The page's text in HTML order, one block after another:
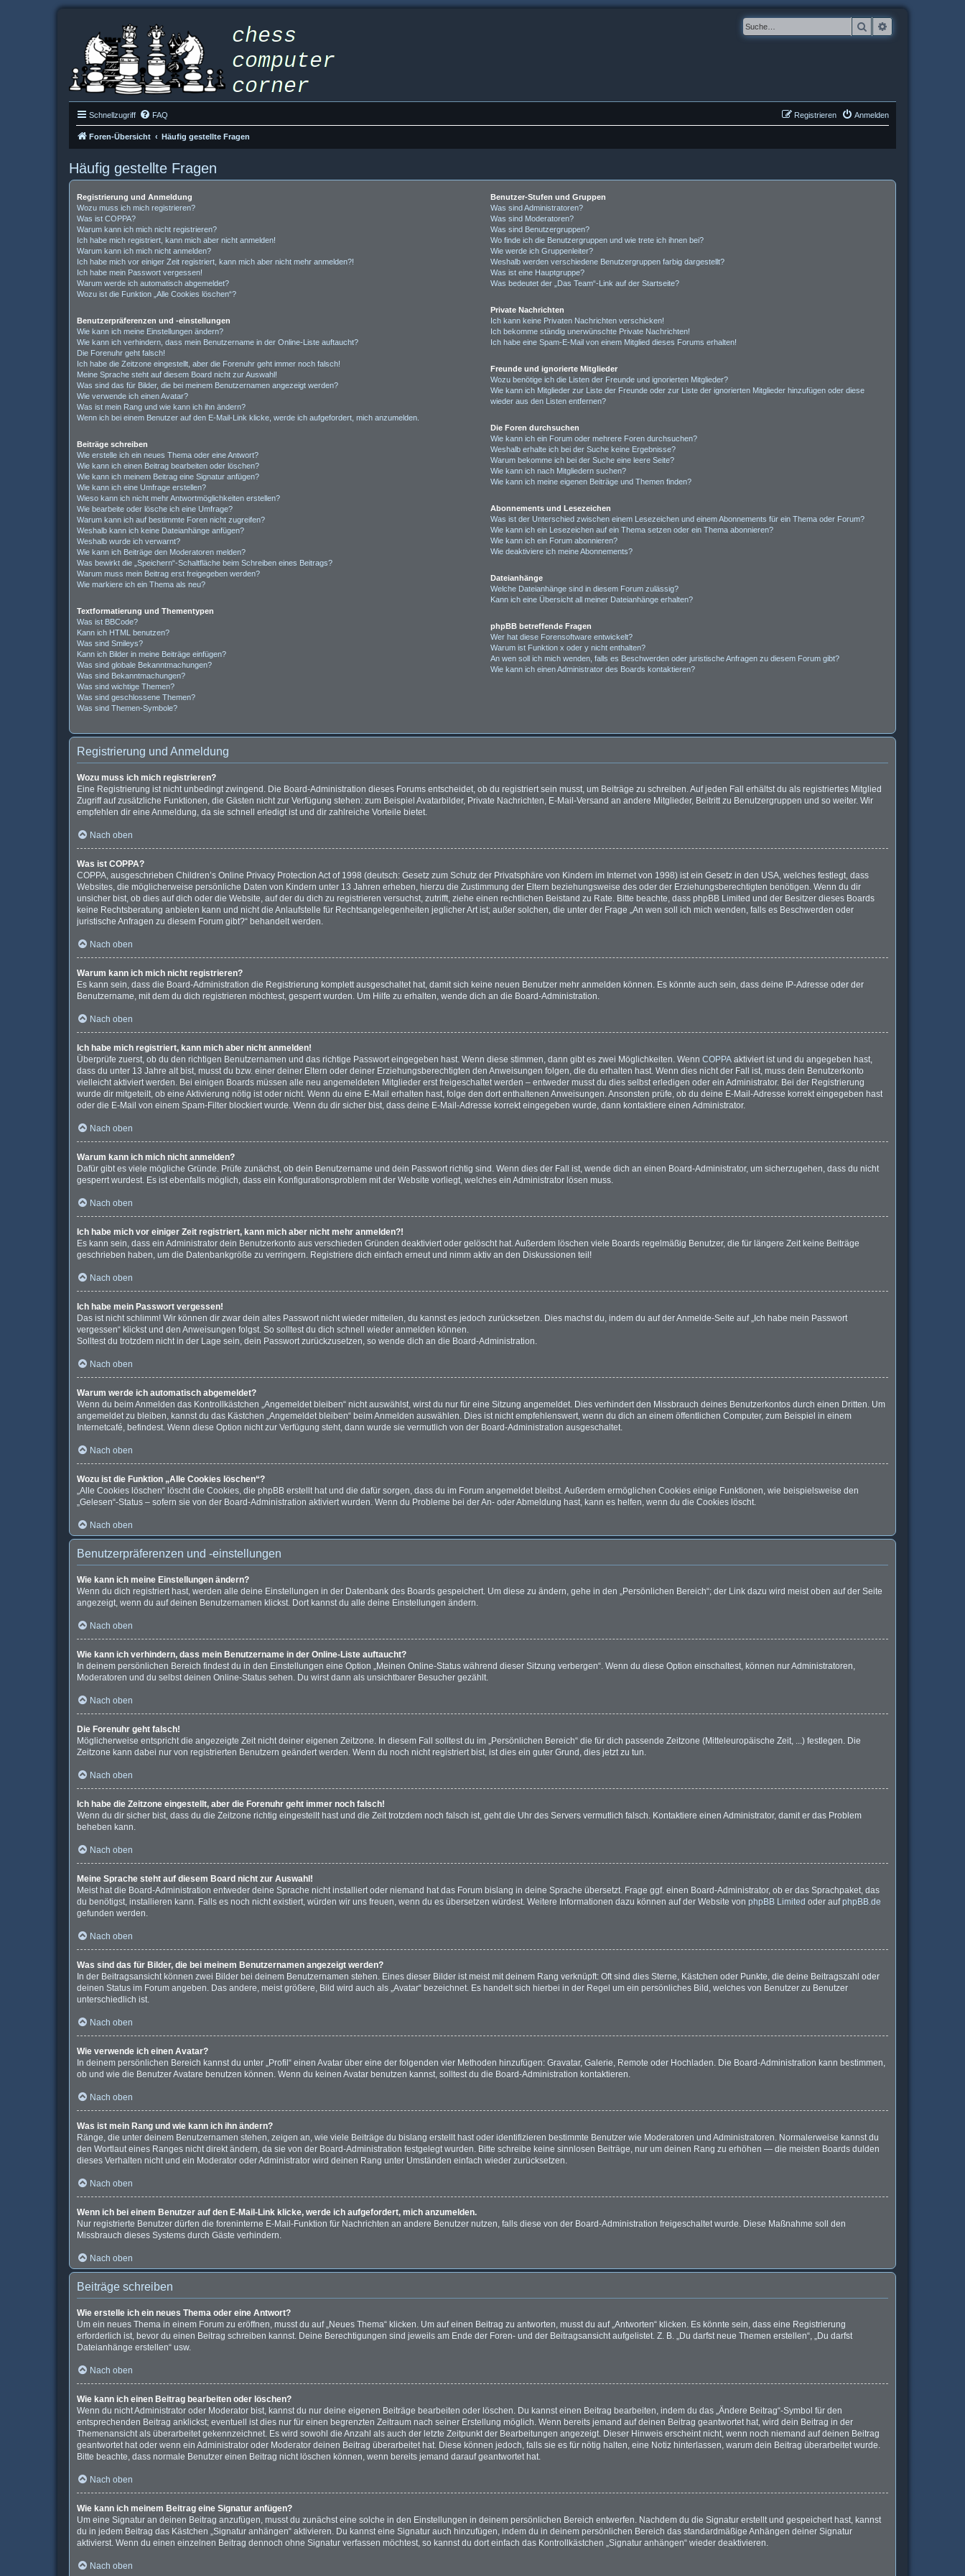
Suche
Schnellzugriff FAQ Anmelden
Registrieren
Foren-Übersicht Häufig gestellte Fragen
Häufig gestellte Fragen
Registrierung und Anmeldung
Wozu muss ich mich registrieren?
Was ist COPPA?
Warum kann ich mich nicht registrieren?
Ich habe mich registriert, kann mich aber nicht anmelden!
Warum kann ich mich nicht anmelden?
Ich habe mich vor einiger Zeit registriert, kann mich aber nicht mehr anmelden?!
Ich habe mein Passwort vergessen!
Warum werde ich automatisch abgemeldet?
Wozu ist die Funktion „Alle Cookies löschen“?
Benutzerpräferenzen und -einstellungen
Wie kann ich meine Einstellungen ändern?
Wie kann ich verhindern, dass mein Benutzername in der Online-Liste auftaucht?
Die Forenuhr geht falsch!
Ich habe die Zeitzone eingestellt, aber die Forenuhr geht immer noch falsch!
Meine Sprache steht auf diesem Board nicht zur Auswahl!
Was sind das für Bilder, die bei meinem Benutzernamen angezeigt werden?
Wie verwende ich einen Avatar?
Was ist mein Rang und wie kann ich ihn ändern?
Wenn ich bei einem Benutzer auf den E-Mail-Link klicke, werde ich aufgefordert, mich anzumelden.
Beiträge schreiben
Wie erstelle ich ein neues Thema oder eine Antwort?
Wie kann ich einen Beitrag bearbeiten oder löschen?
Wie kann ich meinem Beitrag eine Signatur anfügen?
Wie kann ich eine Umfrage erstellen?
Wieso kann ich nicht mehr Antwortmöglichkeiten erstellen?
Wie bearbeite oder lösche ich eine Umfrage?
Warum kann ich auf bestimmte Foren nicht zugreifen?
Weshalb kann ich keine Dateianhänge anfügen?
Weshalb wurde ich verwarnt?
Wie kann ich Beiträge den Moderatoren melden?
Was bewirkt die „Speichern“-Schaltfläche beim Schreiben eines Beitrags?
Warum muss mein Beitrag erst freigegeben werden?
Wie markiere ich ein Thema als neu?
Textformatierung und Thementypen
Was ist BBCode?
Kann ich HTML benutzen?
Was sind Smileys?
Kann ich Bilder in meine Beiträge einfügen?
Was sind globale Bekanntmachungen?
Was sind Bekanntmachungen?
Was sind wichtige Themen?
Was sind geschlossene Themen?
Was sind Themen-Symbole?
Benutzer-Stufen und Gruppen
Was sind Administratoren?
Was sind Moderatoren?
Was sind Benutzergruppen?
Wo finde ich die Benutzergruppen und wie trete ich ihnen bei?
Wie werde ich Gruppenleiter?
Weshalb werden verschiedene Benutzergruppen farbig dargestellt?
Was ist eine Hauptgruppe?
Was bedeutet der „Das Team“-Link auf der Startseite?
Private Nachrichten
Ich kann keine Privaten Nachrichten verschicken!
Ich bekomme ständig unerwünschte Private Nachrichten!
Ich habe eine Spam-E-Mail von einem Mitglied dieses Forums erhalten!
Freunde und ignorierte Mitglieder
Wozu benötige ich die Listen der Freunde und ignorierten Mitglieder?
Wie kann ich Mitglieder zur Liste der Freunde oder zur Liste der ignorierten Mitglieder hinzufügen oder diese
wieder aus den Listen entfernen?
Die Foren durchsuchen
Wie kann ich ein Forum oder mehrere Foren durchsuchen?
Weshalb erhalte ich bei der Suche keine Ergebnisse?
Warum bekomme ich bei der Suche eine leere Seite?
Wie kann ich nach Mitgliedern suchen?
Wie kann ich meine eigenen Beiträge und Themen finden?
Abonnements und Lesezeichen
Was ist der Unterschied zwischen einem Lesezeichen und einem Abonnements für ein Thema oder Forum?
Wie kann ich ein Lesezeichen auf ein Thema setzen oder ein Thema abonnieren?
Wie kann ich ein Forum abonnieren?
Wie deaktiviere ich meine Abonnements?
Dateianhänge
Welche Dateianhänge sind in diesem Forum zulässig?
Kann ich eine Übersicht all meiner Dateianhänge erhalten?
phpBB betreffende Fragen
Wer hat diese Forensoftware entwickelt?
Warum ist Funktion x oder y nicht enthalten?
An wen soll ich mich wenden, falls es Beschwerden oder juristische Anfragen zu diesem Forum gibt?
Wie kann ich einen Administrator des Boards kontaktieren?
Registrierung und Anmeldung
Wozu muss ich mich registrieren?
Eine Registrierung ist nicht unbedingt zwingend. Die Board-Administration dieses Forums entscheidet, ob du registriert sein musst, um Beiträge zu schreiben. Auf jeden Fall erhältst du als registriertes Mitglied
Zugriff auf zusätzliche Funktionen, die Gästen nicht zur Verfügung stehen: zum Beispiel Avatarbilder, Private Nachrichten, E-Mail-Versand an andere Mitglieder, Beitritt zu Benutzergruppen und so weiter. Wir
empfehlen dir eine Anmeldung, da sie schnell erledigt ist und dir zahlreiche Vorteile bietet.
Nach oben
Was ist COPPA?
COPPA, ausgeschrieben Children’s Online Privacy Protection Act of 1998 (deutsch: Gesetz zum Schutz der Privatsphäre von Kindern im Internet von 1998) ist ein Gesetz in den USA, welches festlegt, dass
Websites, die möglicherweise persönliche Daten von Kindern unter 13 Jahren erheben, hierzu die Zustimmung der Eltern beziehungsweise des oder der Erziehungsberechtigten benötigen. Wenn du dir
unsicher bist, ob dies auf dich oder die Website, auf der du dich zu registrieren versuchst, zutrifft, ziehe einen rechtlichen Beistand zu Rate. Bitte beachte, dass phpBB Limited und der Besitzer dieses Boards
keine Rechtsberatung anbieten kann und nicht die Anlaufstelle für Rechtsangelegenheiten jeglicher Art ist; außer solchen, die unter der Frage „An wen soll ich mich wenden, falls es Beschwerden oder
juristische Anfragen zu diesem Forum gibt?“ behandelt werden.
Nach oben
Warum kann ich mich nicht registrieren?
Es kann sein, dass die Board-Administration die Registrierung komplett ausgeschaltet hat, damit sich keine neuen Benutzer mehr anmelden können. Es könnte auch sein, dass deine IP-Adresse oder der
Benutzername, mit dem du dich registrieren möchtest, gesperrt wurden. Um Hilfe zu erhalten, wende dich an die Board-Administration.
Nach oben
Ich habe mich registriert, kann mich aber nicht anmelden!
Überprüfe zuerst, ob du den richtigen Benutzernamen und das richtige Passwort eingegeben hast. Wenn diese stimmen, dann gibt es zwei Möglichkeiten. Wenn COPPA aktiviert ist und du angegeben hast,
dass du unter 13 Jahre alt bist, musst du bzw. einer deiner Eltern oder deiner Erziehungsberechtigten den Anweisungen folgen, die du erhalten hast. Wenn dies nicht der Fall ist, muss dein Benutzerkonto
vielleicht aktiviert werden. Bei einigen Boards müssen alle neu angemeldeten Mitglieder erst freigeschaltet werden – entweder musst du dies selbst erledigen oder ein Administrator. Bei der Registrierung
wurde dir mitgeteilt, ob eine Aktivierung nötig ist oder nicht. Wenn du eine E-Mail erhalten hast, folge den dort enthaltenen Anweisungen. Ansonsten prüfe, ob du deine E-Mail-Adresse korrekt eingegeben hast
oder die E-Mail von einem Spam-Filter blockiert wurde. Wenn du dir sicher bist, dass deine E-Mail-Adresse korrekt eingegeben wurde, dann kontaktiere einen Administrator.
Nach oben
Warum kann ich mich nicht anmelden?
Dafür gibt es viele mögliche Gründe. Prüfe zunächst, ob dein Benutzername und dein Passwort richtig sind. Wenn dies der Fall ist, wende dich an einen Board-Administrator, um sicherzugehen, dass du nicht
gesperrt wurdest. Es ist ebenfalls möglich, dass ein Konfigurationsproblem mit der Website vorliegt, welches ein Administrator lösen muss.
Nach oben
Ich habe mich vor einiger Zeit registriert, kann mich aber nicht mehr anmelden?!
Es kann sein, dass ein Administrator dein Benutzerkonto aus verschieden Gründen deaktiviert oder gelöscht hat. Außerdem löschen viele Boards regelmäßig Benutzer, die für längere Zeit keine Beiträge
geschrieben haben, um die Datenbankgröße zu verringern. Registriere dich einfach erneut und nimm aktiv an den Diskussionen teil!
Nach oben
Ich habe mein Passwort vergessen!
Das ist nicht schlimm! Wir können dir zwar dein altes Passwort nicht wieder mitteilen, du kannst es jedoch zurücksetzen. Dies machst du, indem du auf der Anmelde-Seite auf „Ich habe mein Passwort
vergessen“ klickst und den Anweisungen folgst. So solltest du dich schnell wieder anmelden können.
Solltest du trotzdem nicht in der Lage sein, dein Passwort zurückzusetzen, so wende dich an die Board-Administration.
Nach oben
Warum werde ich automatisch abgemeldet?
Wenn du beim Anmelden das Kontrollkästchen „Angemeldet bleiben“ nicht auswählst, wirst du nur für eine Sitzung angemeldet. Dies verhindert den Missbrauch deines Benutzerkontos durch einen Dritten. Um
angemeldet zu bleiben, kannst du das Kästchen „Angemeldet bleiben“ beim Anmelden auswählen. Dies ist nicht empfehlenswert, wenn du dich an einem öffentlichen Computer, zum Beispiel in einem
Internetcafé, befindest. Wenn diese Option nicht zur Verfügung steht, dann wurde sie vermutlich von der Board-Administration ausgeschaltet.
Nach oben
Wozu ist die Funktion „Alle Cookies löschen“?
„Alle Cookies löschen“ löscht die Cookies, die phpBB erstellt hat und die dafür sorgen, dass du im Forum angemeldet bleibst. Außerdem ermöglichen Cookies einige Funktionen, wie beispielsweise den
„Gelesen“-Status – sofern sie von der Board-Administration aktiviert wurden. Wenn du Probleme bei der An- oder Abmeldung hast, kann es helfen, wenn du die Cookies löscht.
Nach oben
Benutzerpräferenzen und -einstellungen
Wie kann ich meine Einstellungen ändern?
Wenn du dich registriert hast, werden alle deine Einstellungen in der Datenbank des Boards gespeichert. Um diese zu ändern, gehe in den „Persönlichen Bereich“; der Link dazu wird meist oben auf der Seite
angezeigt, wenn du auf deinen Benutzernamen klickst. Dort kannst du alle deine Einstellungen ändern.
Nach oben
Wie kann ich verhindern, dass mein Benutzername in der Online-Liste auftaucht?
In deinem persönlichen Bereich findest du in den Einstellungen eine Option „Meinen Online-Status während dieser Sitzung verbergen“. Wenn du diese Option einschaltest, können nur Administratoren,
Moderatoren und du selbst deinen Online-Status sehen. Du wirst dann als unsichtbarer Besucher gezählt.
Nach oben
Die Forenuhr geht falsch!
Möglicherweise entspricht die angezeigte Zeit nicht deiner eigenen Zeitzone. In diesem Fall solltest du im „Persönlichen Bereich“ die für dich passende Zeitzone (Mitteleuropäische Zeit, ...) festlegen. Die
Zeitzone kann dabei nur von registrierten Benutzern geändert werden. Wenn du noch nicht registriert bist, ist dies ein guter Grund, dies jetzt zu tun.
Nach oben
Ich habe die Zeitzone eingestellt, aber die Forenuhr geht immer noch falsch!
Wenn du dir sicher bist, dass du die Zeitzone richtig eingestellt hast und die Zeit trotzdem noch falsch ist, geht die Uhr des Servers vermutlich falsch. Kontaktiere einen Administrator, damit er das Problem
beheben kann.
Nach oben
Meine Sprache steht auf diesem Board nicht zur Auswahl!
Meist hat die Board-Administration entweder deine Sprache nicht installiert oder niemand hat das Forum bislang in deine Sprache übersetzt. Frage ggf. einen Board-Administrator, ob er das Sprachpaket, das
du benötigst, installieren kann. Falls es noch nicht existiert, würden wir uns freuen, wenn du es übersetzen würdest. Weitere Informationen dazu können auf der Website von phpBB Limited oder aufphpBB.de
gefunden werden.
Nach oben
Was sind das für Bilder, die bei meinem Benutzernamen angezeigt werden?
In der Beitragsansicht können zwei Bilder bei deinem Benutzernamen stehen. Eines dieser Bilder ist meist mit deinem Rang verknüpft: Oft sind dies Sterne, Kästchen oder Punkte, die deine Beitragszahl oder
deinen Status im Forum angeben. Das andere, meist größere, Bild wird auch als „Avatar“ bezeichnet. Es handelt sich hierbei in der Regel um ein persönliches Bild, welches von Benutzer zu Benutzer
unterschiedlich ist.
Nach oben
Wie verwende ich einen Avatar?
In deinem persönlichen Bereich kannst du unter „Profil“ einen Avatar über eine der folgenden vier Methoden hinzufügen: Gravatar, Galerie, Remote oder Hochladen. Die Board-Administration kann bestimmen,
ob und wie die Benutzer Avatare benutzen können. Wenn du keinen Avatar benutzen kannst, solltest du die Board-Administration kontaktieren.
Nach oben
Was ist mein Rang und wie kann ich ihn ändern?
Ränge, die unter deinem Benutzernamen stehen, zeigen an, wie viele Beiträge du bislang erstellt hast oder identifizieren bestimmte Benutzer wie Moderatoren und Administratoren. Normalerweise kannst du
den Wortlaut eines Ranges nicht direkt ändern, da sie von der Board-Administration festgelegt wurden. Bitte schreibe keine sinnlosen Beiträge, nur um deinen Rang zu erhöhen — die meisten Boards dulden
dieses Verhalten nicht und ein Moderator oder Administrator wird deinen Rang unter Umständen einfach wieder zurücksetzen.
Nach oben
Wenn ich bei einem Benutzer auf den E-Mail-Link klicke, werde ich aufgefordert, mich anzumelden.
Nur registrierte Benutzer dürfen die foreninterne E-Mail-Funktion für Nachrichten an andere Benutzer nutzen, falls diese von der Board-Administration freigeschaltet wurde. Diese Maßnahme soll den
Missbrauch dieses Systems durch Gäste verhindern.
Nach oben
Beiträge schreiben
Wie erstelle ich ein neues Thema oder eine Antwort?
Um ein neues Thema in einem Forum zu eröffnen, musst du auf „Neues Thema“ klicken. Um auf einen Beitrag zu antworten, musst du auf „Antworten“ klicken. Es könnte sein, dass eine Registrierung
erforderlich ist, bevor du einen Beitrag schreiben kannst. Deine Berechtigungen sind jeweils am Ende der Foren- und der Beitragsansicht aufgelistet. Z. B. „Du darfst neue Themen erstellen“, „Du darfst
Dateianhänge erstellen“ usw.
Nach oben
Wie kann ich einen Beitrag bearbeiten oder löschen?
Wenn du nicht Administrator oder Moderator bist, kannst du nur deine eigenen Beiträge bearbeiten oder löschen. Du kannst einen Beitrag bearbeiten, indem du das „Ändere Beitrag“-Symbol für den
entsprechenden Beitrag anklickst; eventuell ist dies nur für einen begrenzten Zeitraum nach seiner Erstellung möglich. Wenn bereits jemand auf deinen Beitrag geantwortet hat, wird dein Beitrag in der
Themenansicht als überarbeitet gekennzeichnet. Es wird sowohl die Anzahl als auch der letzte Zeitpunkt der Bearbeitungen angezeigt. Dieser Hinweis erscheint nicht, wenn noch niemand auf deinen Beitrag
geantwortet hat oder wenn ein Administrator oder Moderator deinen Beitrag überarbeitet hat. Diese können jedoch, falls sie es für nötig halten, eine Notiz hinterlassen, warum dein Beitrag überarbeitet wurde.
Bitte beachte, dass normale Benutzer einen Beitrag nicht löschen können, wenn bereits jemand darauf geantwortet hat.
Nach oben
Wie kann ich meinem Beitrag eine Signatur anfügen?
Um eine Signatur an deinen Beitrag anzufügen, musst du zunächst eine solche in den Einstellungen in deinem persönlichen Bereich entwerfen. Nachdem du die Signatur erstellt und gespeichert hast, kannst
du in jedem Beitrag das Kästchen „Signatur anhängen“ aktivieren. Du kannst eine Signatur auch hinzufügen, indem du in deinem persönlichen Bereich das standardmäßige Anhängen deiner Signatur
aktivierst. Wenn du einen einzelnen Beitrag dennoch ohne Signatur verfassen möchtest, so kannst du dort einfach das Kontrollkästchen „Signatur anhängen“ wieder deaktivieren.
Nach oben